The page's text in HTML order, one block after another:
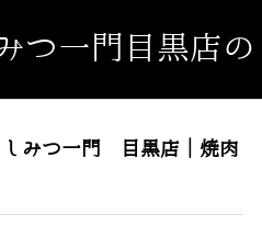
つ一門目黒店
みつ一門 目黒店｜焼肉